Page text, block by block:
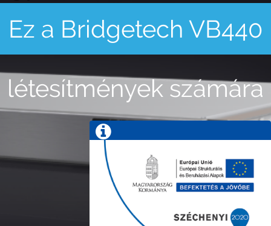
és kijátszó
létesítmények számára
Ez a Bridgetech VB440